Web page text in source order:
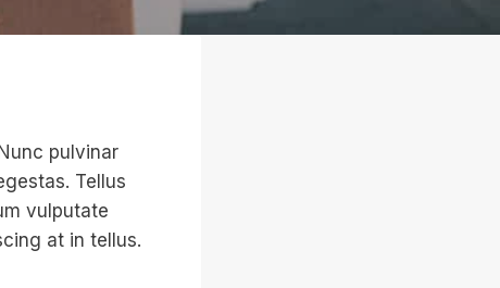
pulvinar
Tellus
vulputate
at in tellus.